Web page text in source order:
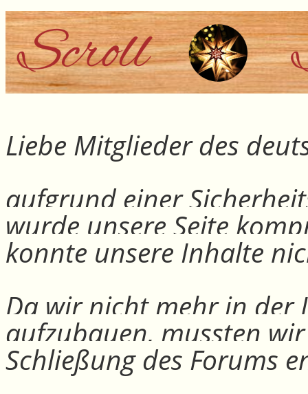
Liebe Mitglieder des
aufgrund einer
wurde unsere Seite
konnte unsere Inhalte
Da wir nicht mehr in der
aufzubauen, mussten
Schließung des Forums